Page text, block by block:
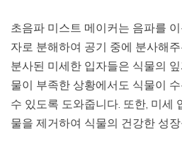
초음파 미스트 메이커는 음파를
자로 분해하여 공기 중에 분사해
분사된 미세한 입자들은 식물의
물이 부족한 상황에서도 식물이
수 있도록 도와줍니다. 또한, 미세
물을 제거하여 식물의 건강한 성